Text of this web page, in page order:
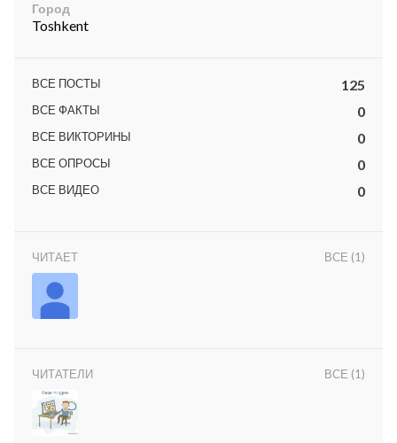
Город
Toshkent
ВСЕ ПОСТЫ 125
ВСЕ ФАКТЫ 0
ВСЕ ВИКТОРИНЫ 0
ВСЕ ОПРОСЫ 0
ВСЕ ВИДЕО 0
ЧИТАЕТ ВСЕ (1)
ЧИТАТЕЛИ ВСЕ (1)